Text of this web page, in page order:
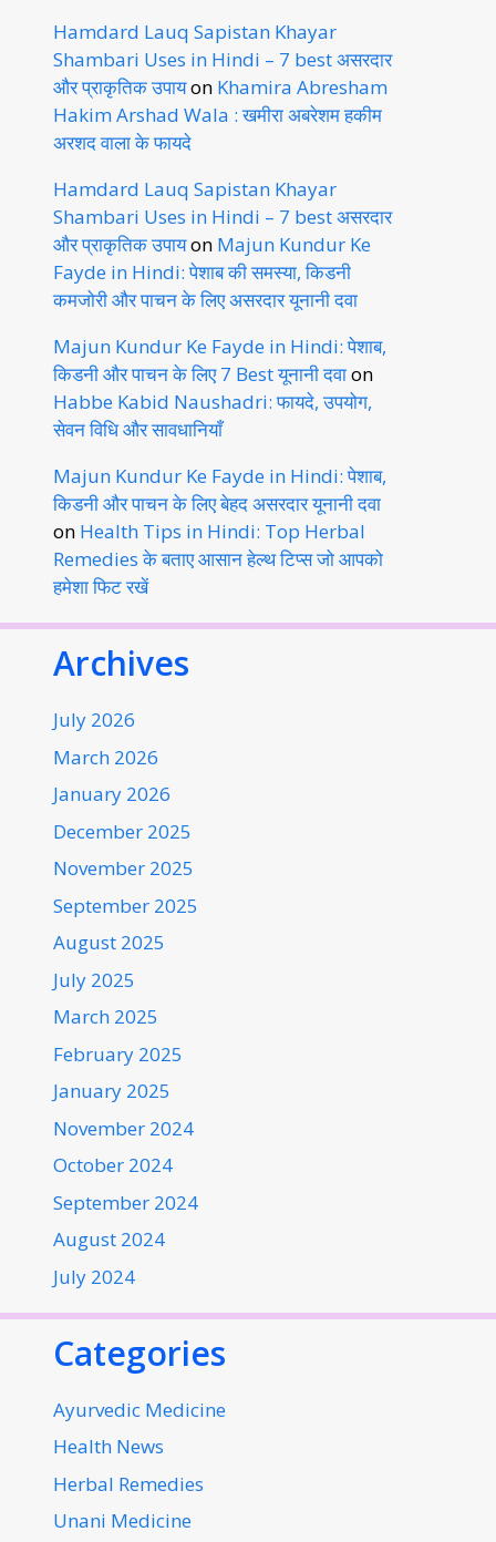
Hamdard Lauq Sapistan Khayar
Shambari Uses in Hindi – 7 best असरदार
और प्राकृतिक उपायon Khamira Abresham
Hakim Arshad Wala : खमीरा अबरेशम हकीम
अरशद वाला के फायदे
Hamdard Lauq Sapistan Khayar
Shambari Uses in Hindi – 7 best असरदार
और प्राकृतिक उपायon Majun Kundur Ke
Fayde in Hindi: पेशाब की समस्या, किडनी
कमजोरी और पाचन के लिए असरदार यूनानी दवा
Majun Kundur Ke Fayde in Hindi: पेशाब,
किडनी और पाचन के लिए 7 Best यूनानी दवाon
Habbe Kabid Naushadri: फायदे, उपयोग,
सेवन विधि और सावधानियाँ
Majun Kundur Ke Fayde in Hindi: पेशाब,
किडनी और पाचन के लिए बेहद असरदार यूनानी दवा
on Health Tips in Hindi: Top Herbal
Remedies के बताए आसान हेल्थ टिप्स जो आपको
हमेशा फिट रखें
Archives
July 2026
March 2026
January 2026
December 2025
November 2025
September 2025
August 2025
July 2025
March 2025
February 2025
January 2025
November 2024
October 2024
September 2024
August 2024
July 2024
Categories
Ayurvedic Medicine
Health News
Herbal Remedies
Unani Medicine